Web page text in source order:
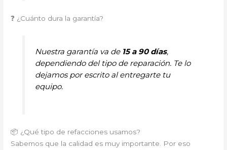
❓ ¿Cuánto dura la garantía?
Nuestra garantía va de 15 a 90 días,
dependiendo del tipo de reparación. Te lo
dejamos por escrito al entregarte tu
equipo.
📦 ¿Qué tipo de refacciones usamos?
Sabemos que la calidad es muy importante. Por eso